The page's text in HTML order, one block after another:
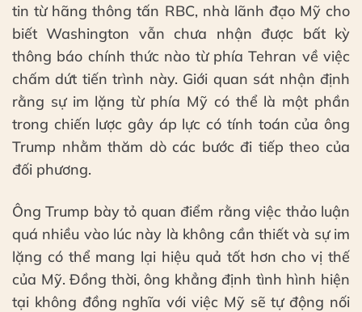
tin từ hãng thông tấn RBC, nhà lãnh đạo Mỹ cho
biết Washington vẫn chưa nhận được bất kỳ
thông báo chính thức nào từ phía Tehran về việc
chấm dứt tiến trình này. Giới quan sát nhận định
rằng sự im lặng từ phía Mỹ có thể là một phần
trong chiến lược gây áp lực có tính toán của ông
Trump nhằm thăm dò các bước đi tiếp theo của
đối phương.
Ông Trump bày tỏ quan điểm rằng việc thảo luận
quá nhiều vào lúc này là không cần thiết và sự im
lặng có thể mang lại hiệu quả tốt hơn cho vị thế
của Mỹ. Đồng thời, ông khẳng định tình hình hiện
tại không đồng nghĩa với việc Mỹ sẽ tự động nối